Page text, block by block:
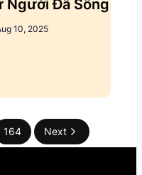
Người Đã Sống
10, 2025
164 Next